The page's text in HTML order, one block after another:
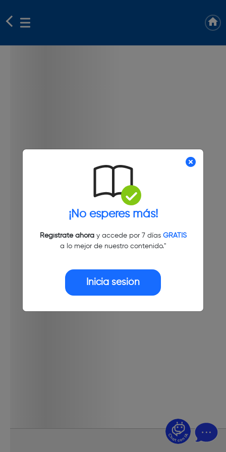
¡No esperes más!
Regístrate ahoray accede por 7 días GRATIS
a lo mejor de nuestro contenido."
Inicia sesión